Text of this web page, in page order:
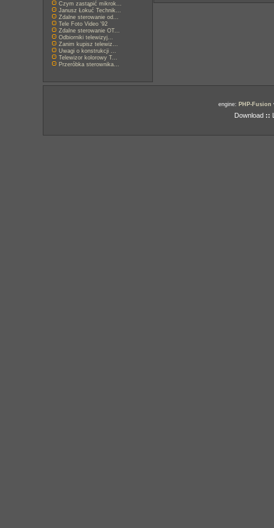
Czym zastąpić mikrok...
Janusz Łokuć Technik...
Zdalne sterowanie od...
Tele Foto Video '92
Zdalne sterowanie OT...
Odbiorniki telewizyj...
Zanim kupisz telewiz...
Uwagi o konstrukcji ...
Telewizor kolorowy T...
Przeróbka sterownika...
engine: PHP-Fusion
Download ::